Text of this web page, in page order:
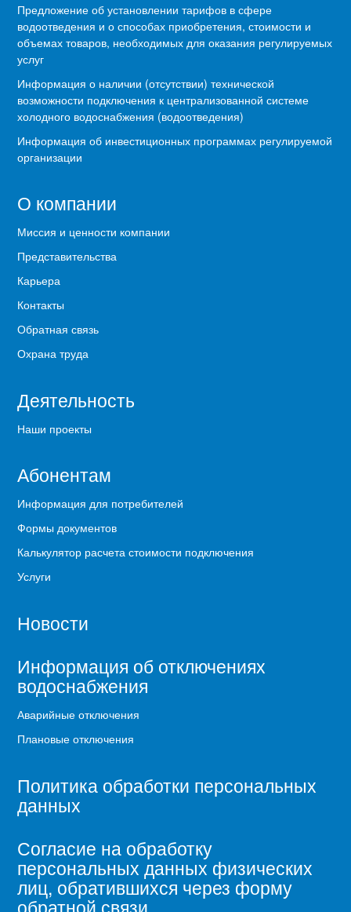
Предложение об установлении тарифов в сфере
водоотведения и о способах приобретения, стоимости и
объемах товаров, необходимых для оказания регулируемых
услуг
Информация о наличии (отсутствии) технической
возможности подключения к централизованной системе
холодного водоснабжения (водоотведения)
Информация об инвестиционных программах регулируемой
организации
О компании
Миссия и ценности компании
Представительства
Карьера
Контакты
Обратная связь
Охрана труда
Деятельность
Наши проекты
Абонентам
Информация для потребителей
Формы документов
Калькулятор расчета стоимости подключения
Услуги
Новости
Информация об отключениях
водоснабжения
Аварийные отключения
Плановые отключения
Политика обработки персональных
данных
Согласие на обработку
персональных данных физических
лиц, обратившихся через форму